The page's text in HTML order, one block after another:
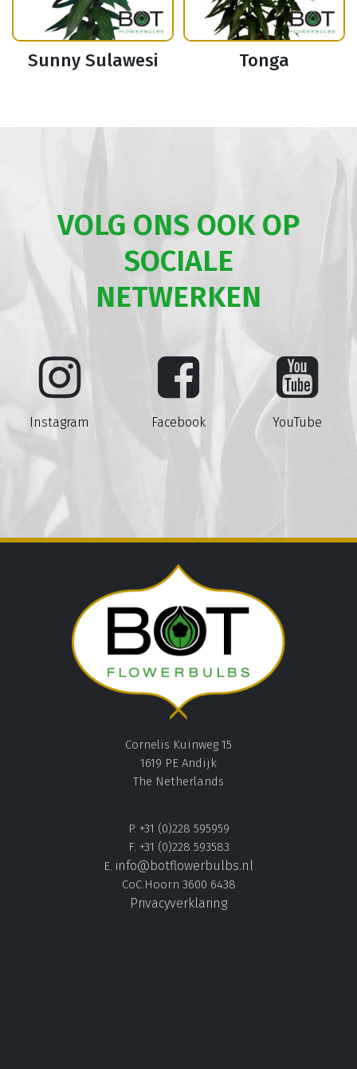
Sunny Sulawesi Tonga
VOLG ONS OOK OP
SOCIALE
NETWERKEN
Instagram Facebook YouTube
Cornelis Kuinweg 15
1619 PE Andijk
The Netherlands
P. +31 (0)228 595959
F. +31 (0)228 593583
E. info@botflowerbulbs.nl
CoC.Hoorn 3600 6438
Privacyverklaring